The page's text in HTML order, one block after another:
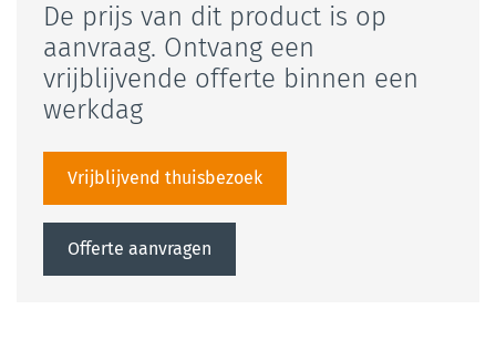
De prijs van dit product is op
aanvraag. Ontvang een
vrijblijvende offerte binnen een
werkdag
Vrijblijvend thuisbezoek
Offerte aanvragen